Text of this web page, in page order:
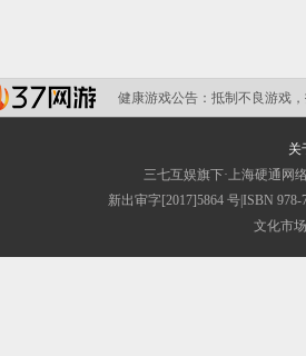
健康游戏公告： 抵制不良游戏
关
三七互娱旗下·上海硬通网
新出审字[2017]5864 号|ISBN
文化市